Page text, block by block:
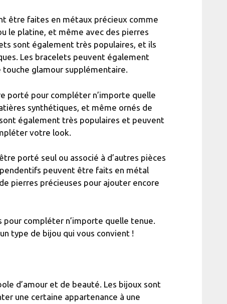
être faites en métaux précieux comme
le platine, et même avec des pierres
sont également très populaires, et ils
Les bracelets peuvent également
glamour supplémentaire.
porté pour compléter n’importe quelle
synthétiques, et même ornés de
également très populaires et peuvent
votre look.
porté seul ou associé à d’autres pièces
peuvent être faits en métal
pierres précieuses pour ajouter encore
compléter n’importe quelle tenue.
type de bijou qui vous convient !
d’amour et de beauté. Les bijoux sont
une certaine appartenance à une